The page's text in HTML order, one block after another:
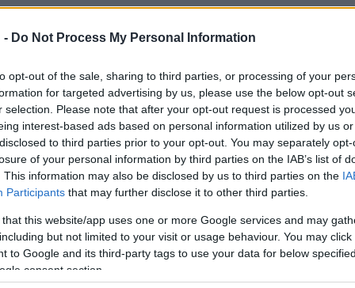
- Do Not Process My Personal Information
opt-out of the sale, sharing to third parties, or processing of your
for targeted advertising by us, please use the below opt-out
selection. Please note that after your opt-out request is processed
interest-based ads based on personal information utilized by us
to third parties prior to your opt-out. You may separately
of your personal information by third parties on the IAB’s list of
This information may also be disclosed by us to third parties on the
Participants that may further disclose it to other third parties.
that this website/app uses one or more Google services and may
but not limited to your visit or usage behaviour. You may
to Google and its third-party tags to use your data for below
consent section.
Szabadtéri Játékok újszegedi játszóhelye.Bátyai Edina,
hogy évek óta itt mutatják be a prózai előadásokat,
Ezeknek az előadásoknak és az újszegedi színpadnak nincs
az ősbemutatóként (augusztus 13-14.) színre kerülőPozsgai
játszódik. Jávor feleségétFekete Gizijátssza, a fiatal
már alkalmatlan Jávort, Erdélyi Tímea
alakítja. A három
valamint a történet négy hajnalának helyszínéül szolgáló
melyeket Jávor Pál ebben az időben a varietében
Magyar Nemzeti Színház. Tavalyi előadásuknak -
számító produkcióval érkezik a színház, hiszen az